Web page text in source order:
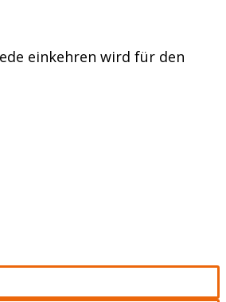
einkehren wird für den